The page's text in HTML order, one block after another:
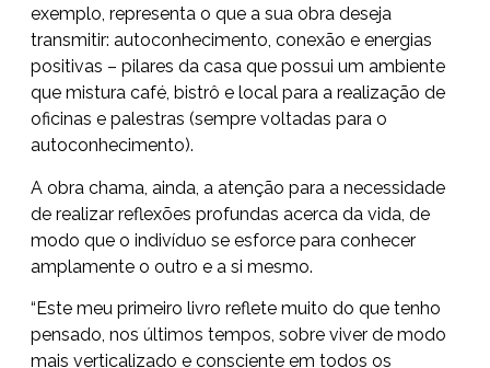
exemplo, representa o que a sua obra deseja
transmitir: autoconhecimento, conexão e energias
positivas – pilares da casa que possui um ambiente
que mistura café, bistrô e local para a realização de
oficinas e palestras (sempre voltadas para o
autoconhecimento).
A obra chama, ainda, a atenção para a necessidade
de realizar reflexões profundas acerca da vida, de
modo que o indivíduo se esforce para conhecer
amplamente o outro e a si mesmo.
“Este meu primeiro livro reflete muito do que tenho
pensado, nos últimos tempos, sobre viver de modo
mais verticalizado e consciente em todos os